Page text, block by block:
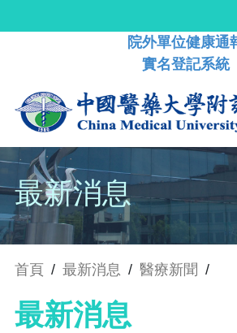
院外單位健康通
實名登記系統
最新消息
首頁 / 最新消息 / 醫療新聞 /
最新消息